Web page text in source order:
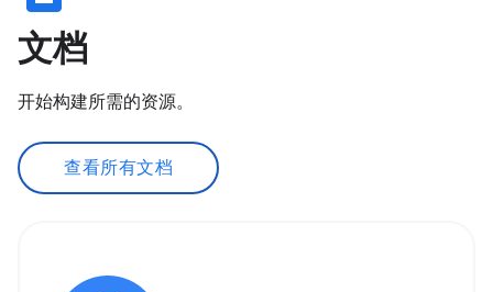
文档
开始构建所需的资源。
查看所有文档